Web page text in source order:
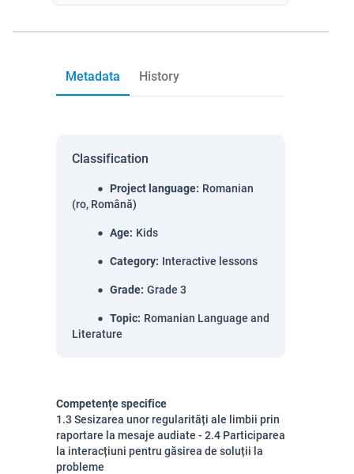
Metadata History
Classification
Project language: Romanian
(ro, Română)
Age: Kids
Category: Interactive lessons
Grade: Grade 3
Topic: Romanian Language and
Literature
Competențe specifice
1.3 Sesizarea unor regularități ale limbii prin
raportare la mesaje audiate - 2.4 Participarea
la interacțiuni pentru găsirea de soluții la
probleme